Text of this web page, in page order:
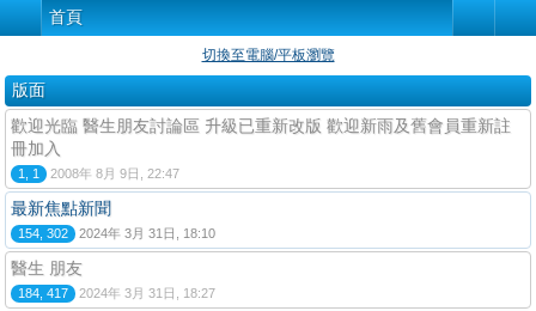
首頁
切換至電腦/平板瀏覽
版面
歡迎光臨 醫生朋友討論區 升級已重新改版 歡迎新雨及舊會員重新註
冊加入
1, 1 2008年 8月 9日, 22:47
最新焦點新聞
154, 302 2024年 3月 31日, 18:10
醫生 朋友
184, 417 2024年 3月 31日, 18:27